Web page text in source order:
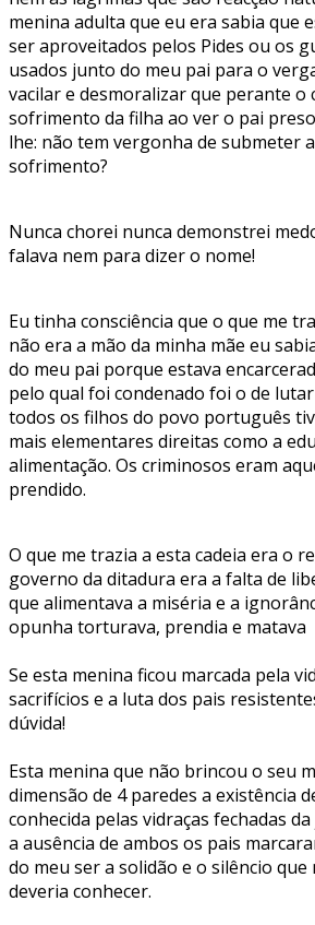
menina adulta que eu era sabia que
ser aproveitados pelos Pides ou os
usados junto do meu pai para o
vacilar e desmoralizar que perante o
sofrimento da filha ao ver o pai
lhe: não tem vergonha de submeter
sofrimento?
Nunca chorei nunca demonstrei
falava nem para dizer o nome!
Eu tinha consciência que o que me
não era a mão da minha mãe eu
do meu pai porque estava
pelo qual foi condenado foi o de
todos os filhos do povo português
mais elementares direitas como a
alimentação. Os criminosos eram
prendido.
O que me trazia a esta cadeia era o
governo da ditadura era a falta de
que alimentava a miséria e a
opunha torturava, prendia e matava
Se esta menina ficou marcada pela
sacrifícios e a luta dos pais
dúvida!
Esta menina que não brincou o seu
dimensão de 4 paredes a existência
conhecida pelas vidraças fechadas
a ausência de ambos os pais
do meu ser a solidão e o silêncio que
deveria conhecer.